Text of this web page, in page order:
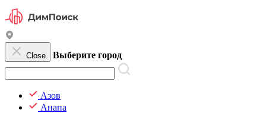
Close Выберите город
Азов
Анапа